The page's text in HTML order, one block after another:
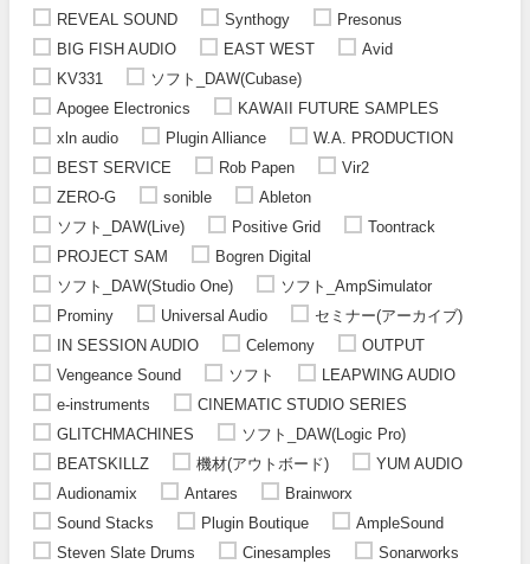
REVEAL SOUND
Synthogy
Presonus
BIG FISH AUDIO
EAST WEST
Avid
KV331
ソフト_DAW(Cubase)
Apogee Electronics
KAWAII FUTURE SAMPLES
xln audio
Plugin Alliance
W.A. PRODUCTION
BEST SERVICE
Rob Papen
Vir2
ZERO-G
sonible
Ableton
ソフト_DAW(Live)
Positive Grid
Toontrack
PROJECT SAM
Bogren Digital
ソフト_DAW(Studio One)
ソフト_AmpSimulator
Prominy
Universal Audio
セミナー(アーカイブ)
IN SESSION AUDIO
Celemony
OUTPUT
Vengeance Sound
ソフト
LEAPWING AUDIO
e-instruments
CINEMATIC STUDIO SERIES
GLITCHMACHINES
ソフト_DAW(Logic Pro)
BEATSKILLZ
機材(アウトボード)
YUM AUDIO
Audionamix
Antares
Brainworx
Sound Stacks
Plugin Boutique
AmpleSound
Steven Slate Drums
Cinesamples
Sonarworks